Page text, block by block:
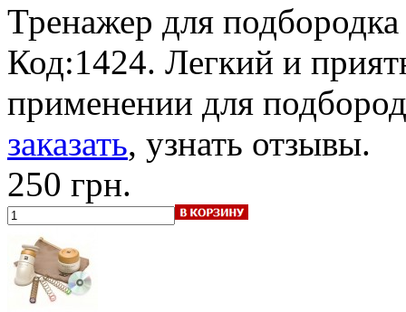
Тренажер для
Код:1424. Легкий и
применении для
заказать, узнать отзывы.
250 грн.